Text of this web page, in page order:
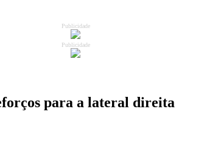
Publicidade
Publicidade
para a lateral direita